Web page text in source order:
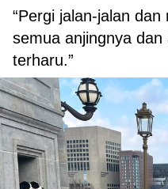
“Pergi jalan-jalan dan
semua anjingnya
terharu.”